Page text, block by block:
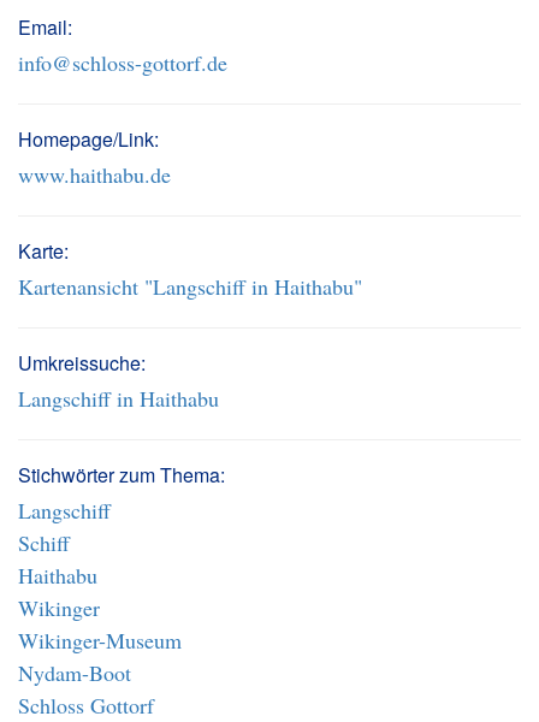
Email:
info@schloss-gottorf.de
Homepage/Link:
www.haithabu.de
Karte:
Kartenansicht "Langschiff in Haithabu"
Umkreissuche:
Langschiff in Haithabu
Stichwörter zum Thema:
Langschiff
Schiff
Haithabu
Wikinger
Wikinger-Museum
Nydam-Boot
Schloss Gottorf